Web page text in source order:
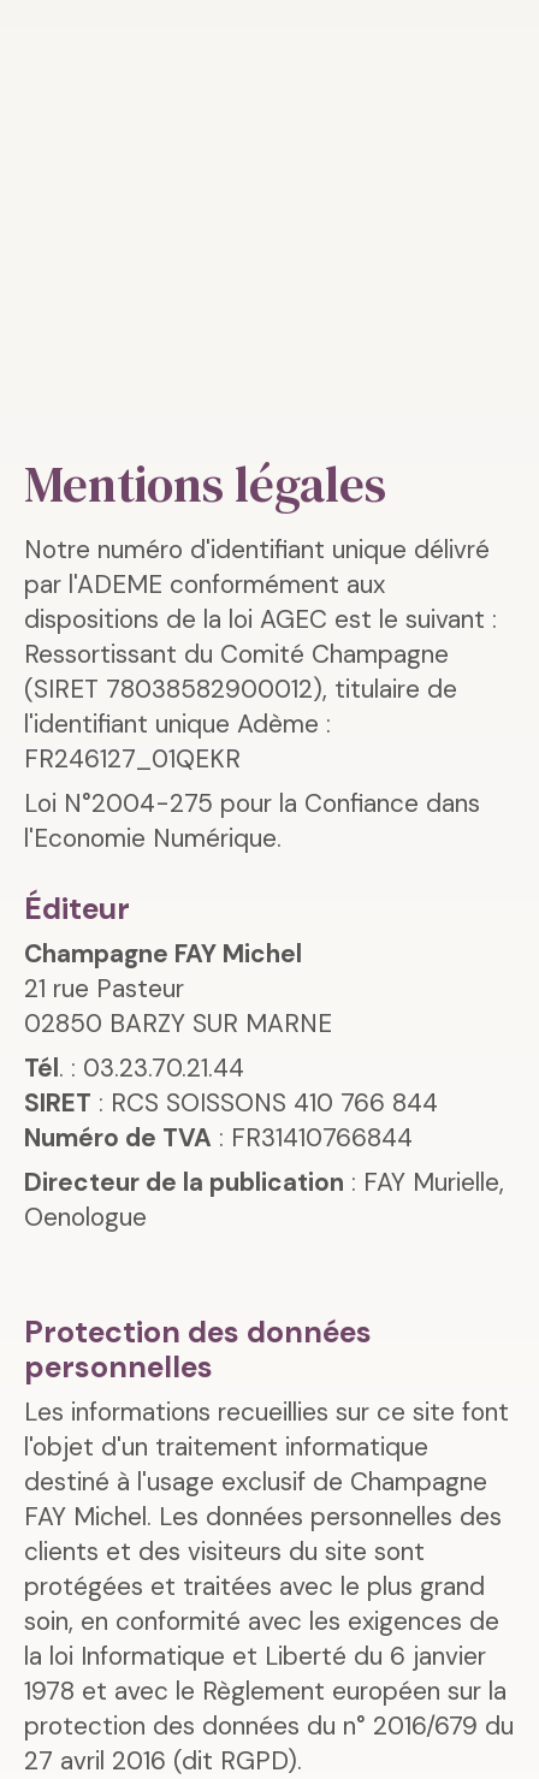
Mentions légales
Notre numéro d'identifiant unique délivré
par l'ADEME conformément aux
dispositions de la loi AGEC est le suivant :
Ressortissant du Comité Champagne
(SIRET 78038582900012), titulaire de
l'identifiant unique Adème :
FR246127_01QEKR
Loi N°2004-275 pour la Confiance dans
l'Economie Numérique.
Éditeur
Champagne FAY Michel
21 rue Pasteur
02850 BARZY SUR MARNE
Tél. : 03.23.70.21.44
SIRET : RCS SOISSONS 410 766 844
Numéro de TVA : FR31410766844
Directeur de la publication : FAY Murielle,
Oenologue
Protection des données
personnelles
Les informations recueillies sur ce site font
l'objet d'un traitement informatique
destiné à l'usage exclusif de Champagne
FAY Michel. Les données personnelles des
clients et des visiteurs du site sont
protégées et traitées avec le plus grand
soin, en conformité avec les exigences de
la loi Informatique et Liberté du 6 janvier
1978 et avec le Règlement européen sur la
protection des données du n° 2016/679 du
27 avril 2016 (dit RGPD).